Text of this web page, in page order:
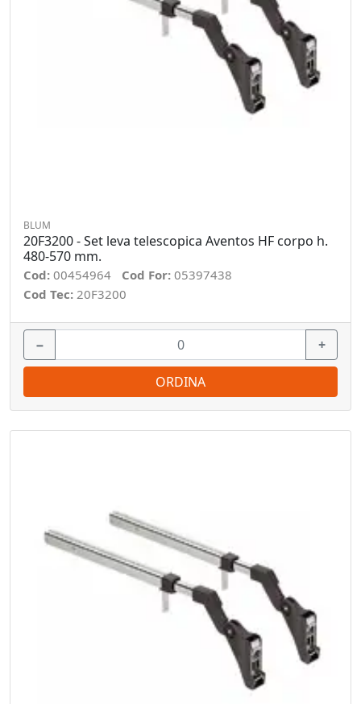
BLUM
20F3200 - Set leva telescopica Aventos HF corpo h.
480-570 mm.
Cod: 00454964 Cod For: 05397438
Cod Tec: 20F3200
− +
ORDINA